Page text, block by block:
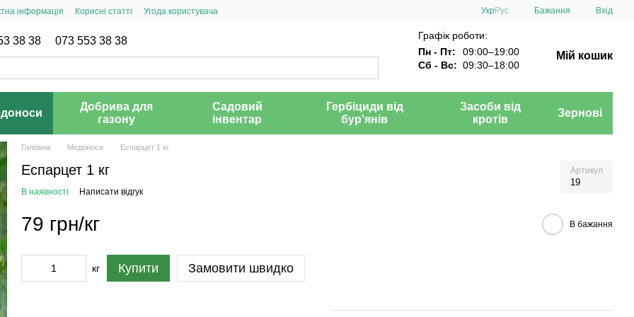
інформація Корисні статті Угода користувача УкрРус Бажання Вхід
38 38 073 553 38 38
Графік роботи:
Пн - Пт:
09:00–19:00
Сб - Вс: 09:30–18:00
Мій кошик
Добрива для
газону
Садовий
інвентар
Гербіциди від
бур'янів
Засоби від
кротів
Зернові
Головна Медоноси Еспарцет 1 кг
Еспарцет 1 кг Артикул
19
В наявності Написати відгук
79 грн/кг В бажання
кг Купити Замовити швидко